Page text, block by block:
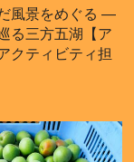
風景をめぐる ―
る三方五湖【ア
クティビティ担